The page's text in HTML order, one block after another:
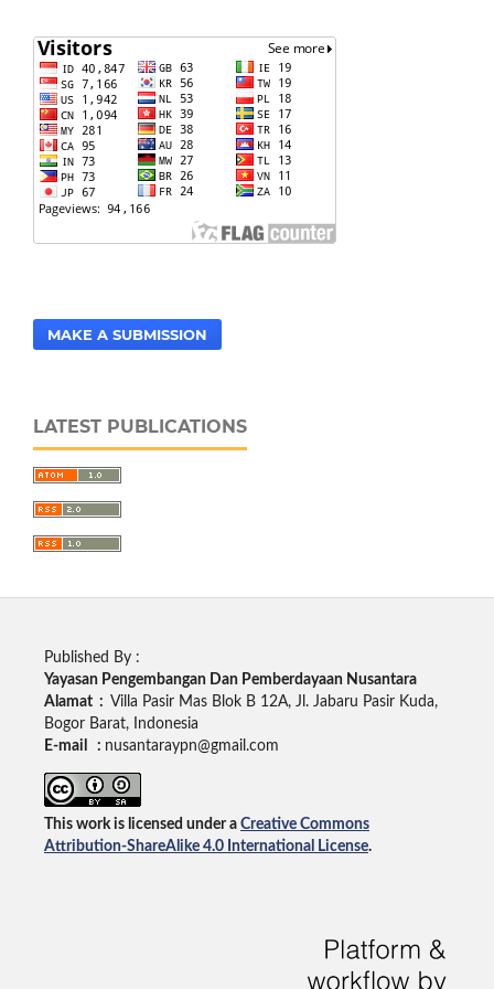
MAKE A SUBMISSION
LATEST PUBLICATIONS
Published By :
Yayasan Pengembangan Dan Pemberdayaan Nusantara
Alamat : Villa Pasir Mas Blok B 12A, Jl. Jabaru Pasir Kuda,
Bogor Barat, Indonesia
E-mail : nusantaraypn@gmail.com
This work is licensed under a Creative Commons
Attribution-ShareAlike 4.0 International License.